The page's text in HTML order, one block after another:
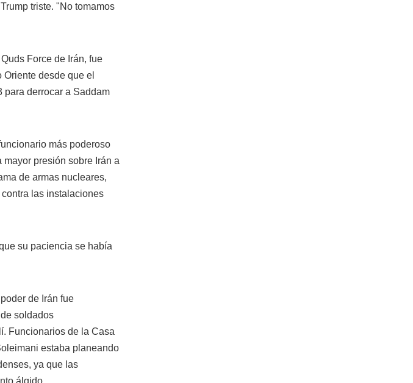
triste. "No tomamos
Force de Irán, fue
desde que el
para derrocar a Saddam
más poderoso
presión sobre Irán a
de armas nucleares,
las instalaciones
su paciencia se había
de Irán fue
soldados
Funcionarios de la Casa
estaba planeando
ya que las
álgido.